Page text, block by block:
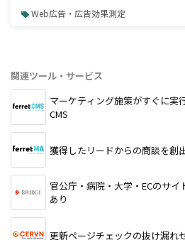
Web広告・広告効果測定
関連ツール・サービス
マーケティング施策がすぐに実
CMS
獲得したリードからの商談を創
官公庁・病院・大学・ECのサ
あり
更新ページチェックの抜け漏れ